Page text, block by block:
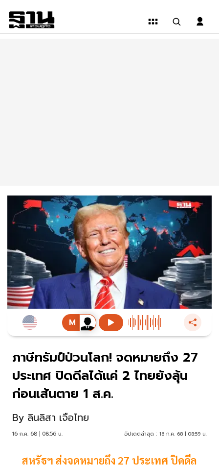
ภาษีทรัมป์ป่วนโลก! จดหมายถึง 27
ประเทศ ปิดดีลได้แค่ 2 ไทยยังลุ้น
ก่อนเส้นตาย 1 ส.ค.
By ลินลิสา เจือไทย
16 ก.ค. 68 | 08:56 น. อัปเดตล่าสุด : 16 ก.ค. 68 | 08:59 น.
สหรัฐฯ ส่งจดหมายถึง 27 ประเทศ ปิดดีล